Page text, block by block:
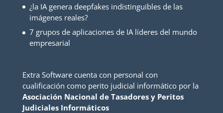
¿la IA genera deepfakes indistinguibles de las
imágenes reales?
7 grupos de aplicaciones de IA líderes del mundo
empresarial
Extra Software cuenta con personal con
cualificación como perito judicial informático por la
Asociación Nacional de Tasadores y Peritos
Judiciales Informáticos